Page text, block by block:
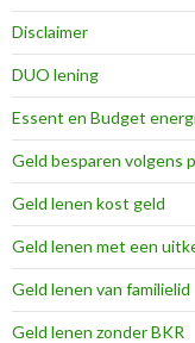
Disclaimer
DUO lening
Essent en Budget
Geld besparen volgens
Geld lenen kost geld
Geld lenen met een
Geld lenen van familielid
Geld lenen zonder BKR